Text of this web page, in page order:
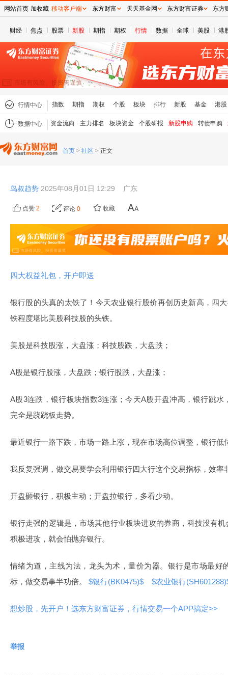
财经 焦点 股票 新股 期指 期权 行情 数据 全球 美股 港
行情中心 指数 期指 期权 个股 板块 排行 新股 基金 港股
数据中心 资金流向 主力排名 板块资金 个股研报 新股申购 转债申购
首页 > 社区 > 正文
鸟叔趋势 2025年08月01日 12:29 广东
点赞 2 评论 0 收藏
四大权益礼包，开户即送
银行股的头真的太铁了！今天农业银行股价再创历史新高，四
铁程度堪比美股科技股的头铁。
美股是科技股涨，大盘涨；科技股跌，大盘跌；
A股是银行股涨，大盘跌；银行股跌，大盘涨；
A股3连跌，银行板块指数3连涨；今天A股开盘冲高，银行跳
完全是跷跷板走势。
最近银行一路下跌，市场一路上涨，现在市场高位调整，银行低
我反复强调，做交易要学会利用银行四大行这个交易指标，效率
开盘砸银行，积极主动；开盘拉银行，多看少动。
银行走强的逻辑是，市场其他行业板块进攻的券商，科技没有
积极进攻，就会怕抛弃银行。
情绪为道，主线为法，龙头为术，量价为器。银行是市场最好
标，做交易事半功倍。
$银行(BK0475)$ $农业银行
想炒股，先开户！选东方财富证券，行情交易一个APP搞定>>
举报
网站首页 加收藏 移动客户端 东方财富 天天基金网 东方财富证券 东方